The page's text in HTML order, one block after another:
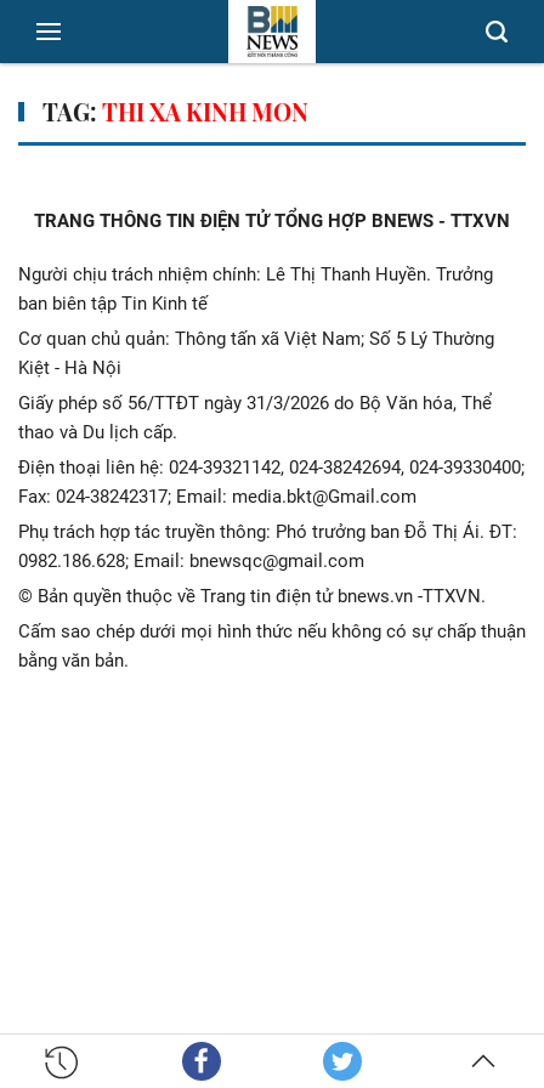
TAG:THI XA KINH MON
TRANG THÔNG TIN ĐIỆN TỬ TỔNG HỢP BNEWS - TTXVN
Người chịu trách nhiệm chính: Lê Thị Thanh Huyền. Trưởng
ban biên tập Tin Kinh tế
Cơ quan chủ quản: Thông tấn xã Việt Nam; Số 5 Lý Thường
Kiệt - Hà Nội
Giấy phép số 56/TTĐT ngày 31/3/2026 do Bộ Văn hóa, Thể
thao và Du lịch cấp.
Điện thoại liên hệ: 024-39321142, 024-38242694, 024-39330400;
Fax: 024-38242317; Email: media.bkt@Gmail.com
Phụ trách hợp tác truyền thông: Phó trưởng ban Đỗ Thị Ái. ĐT:
0982.186.628; Email: bnewsqc@gmail.com
© Bản quyền thuộc về Trang tin điện tử bnews.vn -TTXVN.
Cấm sao chép dưới mọi hình thức nếu không có sự chấp thuận
bằng văn bản.